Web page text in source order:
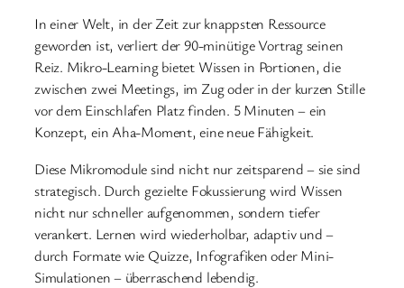
In einer Welt, in der Zeit zur knappsten Ressource
geworden ist, verliert der 90-minütige Vortrag seinen
Reiz. Mikro-Learning bietet Wissen in Portionen, die
zwischen zwei Meetings, im Zug oder in der kurzen Stille
vor dem Einschlafen Platz finden. 5 Minuten – ein
Konzept, ein Aha-Moment, eine neue Fähigkeit.
Diese Mikromodule sind nicht nur zeitsparend – sie sind
strategisch. Durch gezielte Fokussierung wird Wissen
nicht nur schneller aufgenommen, sondern tiefer
verankert. Lernen wird wiederholbar, adaptiv und –
durch Formate wie Quizze, Infografiken oder Mini-
Simulationen – überraschend lebendig.